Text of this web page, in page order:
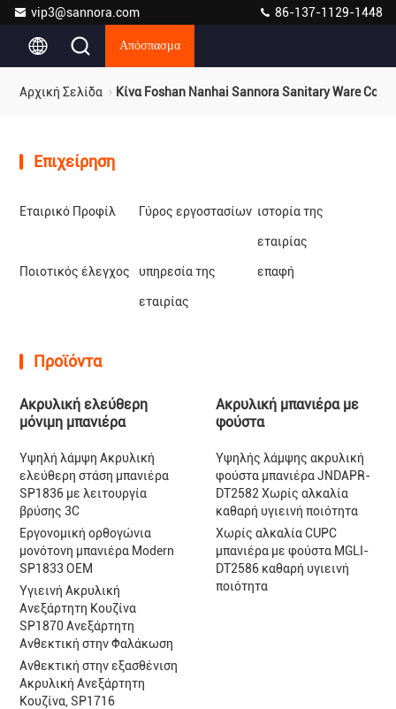
vip3@sannora.com 86-137-1129-1448
Απόσπασμα
Αρχική Σελίδα Κίνα Foshan Nanhai Sannora Sanitary Ware Co.,
Επιχείρηση
Εταιρικό Προφίλ Γύρος εργοστασίων ιστορία της
εταιρίας
Ποιοτικός έλεγχος υπηρεσία της
εταιρίας
επαφή
Προϊόντα
Ακρυλική ελεύθερη
μόνιμη μπανιέρα
Υψηλή λάμψη Ακρυλική
ελεύθερη στάση μπανιέρα
SP1836 με λειτουργία
βρύσης 3C
Εργονομική ορθογώνια
μονότονη μπανιέρα Modern
SP1833 OEM
Υγιεινή Ακρυλική
Ανεξάρτητη Κουζίνα
SP1870 Ανεξάρτητη
Ανθεκτική στην Φαλάκωση
Ανθεκτική στην εξασθένιση
Ακρυλική Ανεξάρτητη
Κουζίνα, SP1716
Ακρυλική μπανιέρα με
φούστα
Υψηλής λάμψης ακρυλική
φούστα μπανιέρα JNDAPR-
DT2582 Χωρίς αλκαλία
καθαρή υγιεινή ποιότητα
Χωρίς αλκαλία CUPC
μπανιέρα με φούστα MGLI-
DT2586 καθαρή υγιεινή
ποιότητα